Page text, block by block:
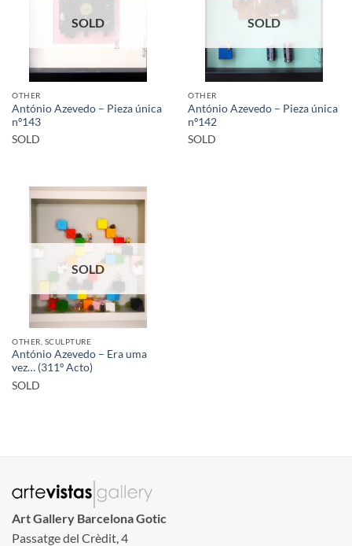
SOLD
OTHER
António Azevedo – Pieza única
nº143
SOLD
SOLD
OTHER
António Azevedo – Pieza única
nº142
SOLD
SOLD
OTHER, SCULPTURE
António Azevedo – Era uma
vez… (311º Acto)
SOLD
Art Gallery Barcelona Gotic
Passatge del Crèdit, 4